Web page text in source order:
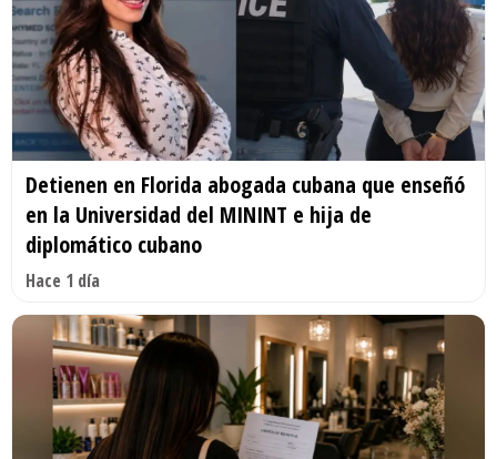
Detienen en Florida abogada cubana que enseñó
en la Universidad del MININT e hija de
diplomático cubano
Hace 1 día